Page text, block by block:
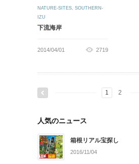
NATURE-SITES, SOUTHERN-
IZU
下流海岸
2014/04/01 2719
1 2
人気のニュース
箱根リアル宝探し
2016/11/04